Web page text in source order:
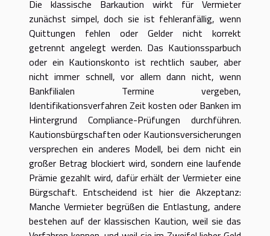
Die klassische Barkaution wirkt für Vermieter
zunächst simpel, doch sie ist fehleranfällig, wenn
Quittungen fehlen oder Gelder nicht korrekt
getrennt angelegt werden. Das Kautionssparbuch
oder ein Kautionskonto ist rechtlich sauber, aber
nicht immer schnell, vor allem dann nicht, wenn
Bankfilialen Termine vergeben,
Identifikationsverfahren Zeit kosten oder Banken im
Hintergrund Compliance-Prüfungen durchführen.
Kautionsbürgschaften oder Kautionsversicherungen
versprechen ein anderes Modell, bei dem nicht ein
großer Betrag blockiert wird, sondern eine laufende
Prämie gezahlt wird, dafür erhält der Vermieter eine
Bürgschaft. Entscheidend ist hier die Akzeptanz:
Manche Vermieter begrüßen die Entlastung, andere
bestehen auf der klassischen Kaution, weil sie das